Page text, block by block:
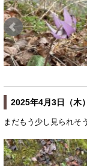
2025年4月3日（木）
まだもう少し見られそ